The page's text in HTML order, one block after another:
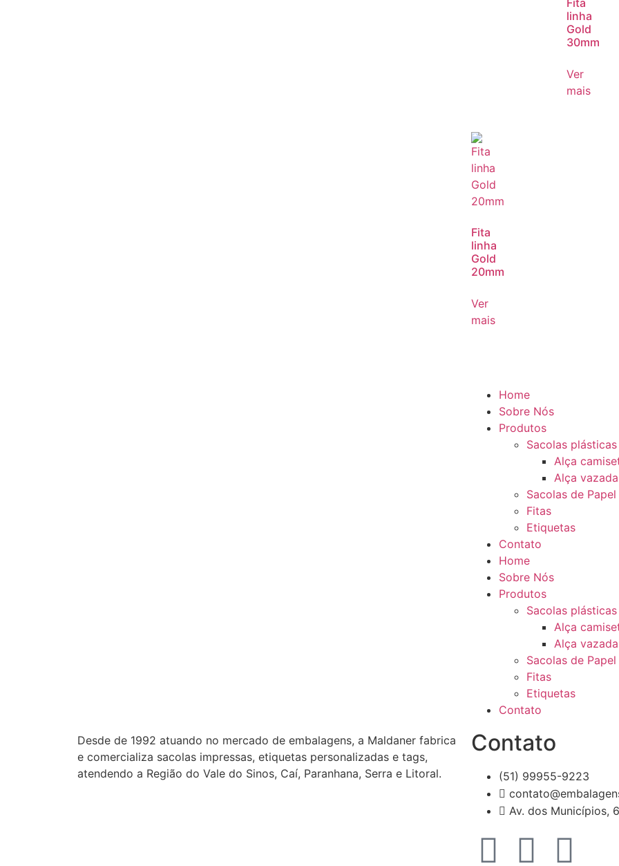
Fita
linha
Gold
30mm
Ver
mais
Fita
linha
Gold
20mm
Ver
mais
Home
Sobre Nós
Produtos
Sacolas plásticas
Alça
Alça vazada
Sacolas de Papel
Fitas
Etiquetas
Contato
Home
Sobre Nós
Produtos
Sacolas plásticas
Alça
Alça vazada
Sacolas de Papel
Fitas
Etiquetas
Contato
Desde de 1992 atuando no mercado de embalagens, a Maldaner fabrica
e comercializa sacolas impressas, etiquetas personalizadas e tags,
atendendo a Região do Vale do Sinos, Caí, Paranhana, Serra e Litoral.
Contato
(51) 99955-9223
Av. dos Municípios,